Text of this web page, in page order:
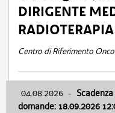
DIRIGENTE
RADIOTERAPIA
Centro di Riferimento
04.08.2026 -
domande: 18.09.2026